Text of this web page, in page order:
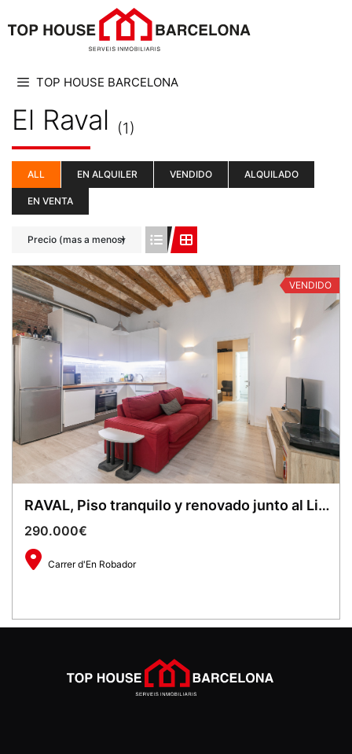
TOP HOUSE BARCELONA
El Raval (1)
ALL EN ALQUILER VENDIDO ALQUILADO
EN VENTA
Precio (mas a menos)
VENDIDO
RAVAL, Piso tranquilo y renovado junto al Liceu
290.000€
Carrer d'En Robador